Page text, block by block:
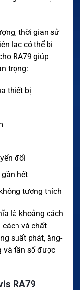
thời gian sử
lạc có thể bị
RA79 giúp
trọng:
thiết bị
đổi
hết
tương thích
là khoảng cách
cách và chất
suất phát, ăng-
và tần số được
RA79